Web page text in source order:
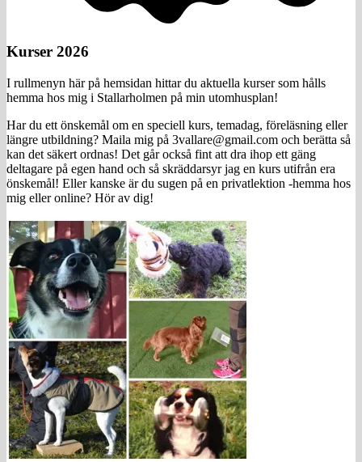
Kurser 2026
I rullmenyn här på hemsidan hittar du aktuella kurser som hålls
hemma hos mig i Stallarholmen på min utomhusplan!
Har du ett önskemål om en speciell kurs, temadag, föreläsning eller
längre utbildning? Maila mig på 3vallare@gmail.com och berätta så
kan det säkert ordnas! Det går också fint att dra ihop ett gäng
deltagare på egen hand och så skräddarsyr jag en kurs utifrån era
önskemål! Eller kanske är du sugen på en privatlektion -hemma hos
mig eller online? Hör av dig!